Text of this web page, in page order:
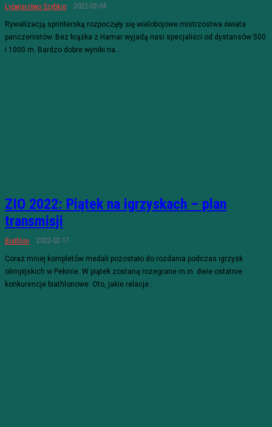
Łyżwiarstwo Szybkie 2022-03-04
Rywalizacją sprinterską rozpoczęły się wielobojowe mistrzostwa świata
panczenistów. Bez krążka z Hamar wyjadą nasi specjaliści od dystansów 500
i 1000 m. Bardzo dobre wyniki na...
ZIO 2022: Piątek na igrzyskach – plan
transmisji
Biathlon 2022-02-17
Coraz mniej kompletów medali pozostało do rozdania podczas igrzysk
olimpijskich w Pekinie. W piątek zostaną rozegrane m.in. dwie ostatnie
konkurencje biathlonowe. Oto, jakie relacje...